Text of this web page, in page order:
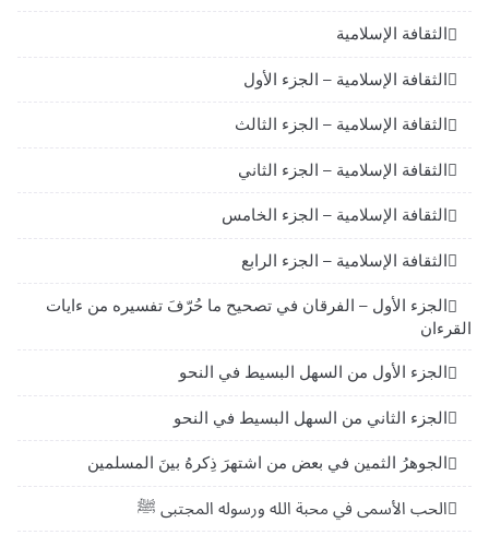
الثقافة الإسلامية
الثقافة الإسلامية – الجزء الأول
الثقافة الإسلامية – الجزء الثالث
الثقافة الإسلامية – الجزء الثاني
الثقافة الإسلامية – الجزء الخامس
الثقافة الإسلامية – الجزء الرابع
الجزء الأول – الفرقان في تصحيح ما حُرّفَ تفسيره من ءايات
القرءان
الجزء الأول من السهل البسيط في النحو
الجزء الثاني من السهل البسيط في النحو
الجوهرُ الثمين في بعض من اشتهرَ ذِكرهُ بينَ المسلمين
الحب الأسمى في محبة الله ورسوله المجتبى ﷺ